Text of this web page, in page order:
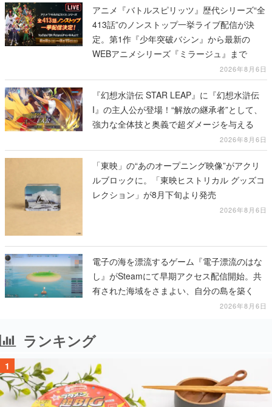
アニメ『バトルスピリッツ』歴代シリーズ“全
413話”のノンストップ一挙ライブ配信が決
定。第1作『少年突破バシン』から最新の
WEBアニメシリーズ『ミラージュ』まで
2026年8月6日
『幻想水滸伝 STAR LEAP』に『幻想水滸伝
I』の主人公が登場！“解放の継承者”として、
強力な全体技と奥義で超ダメージを与える
2026年8月6日
「東映」の“あのオープニング映像”がアクリ
ルブロックに。「東映ヒストリカル グッズコ
レクション」が8月下旬より発売
2026年8月6日
電子の海を漂流するゲーム『電子漂流のはな
し』がSteamにて早期アクセス配信開始。共
有された海域をさまよい、自分の島を築く
2026年8月6日
ランキング
1